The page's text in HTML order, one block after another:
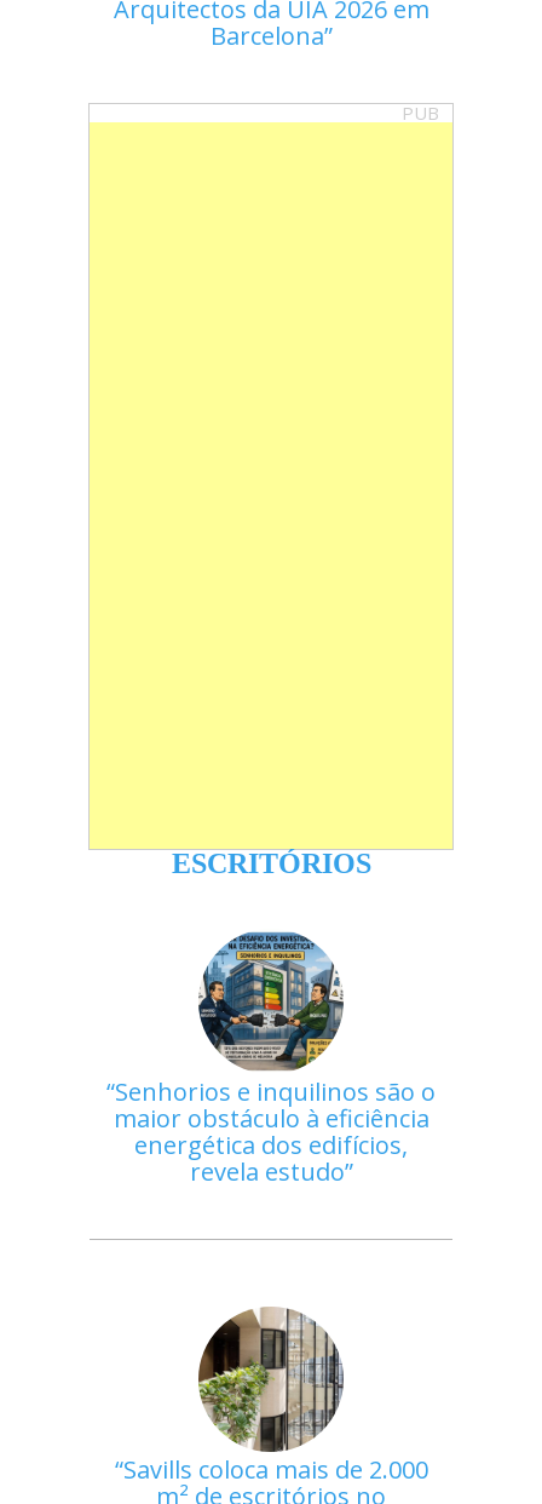
Arquitectos da UIA 2026 em
Barcelona
PUB
ESCRITÓRIOS
Senhorios e inquilinos são o
maior obstáculo à eficiência
energética dos edifícios,
revela estudo
Savills coloca mais de 2.000
m² de escritórios no